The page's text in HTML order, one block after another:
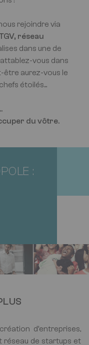
rejoindre via
réseau
dans une de
vous dans
être aurez-vous le
étoilés...
du vôtre.
:
d’entreprises,
réseau de startups et